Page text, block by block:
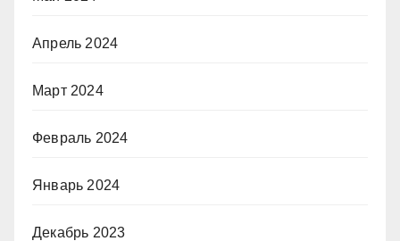
Апрель 2024
Март 2024
Февраль 2024
Январь 2024
Декабрь 2023